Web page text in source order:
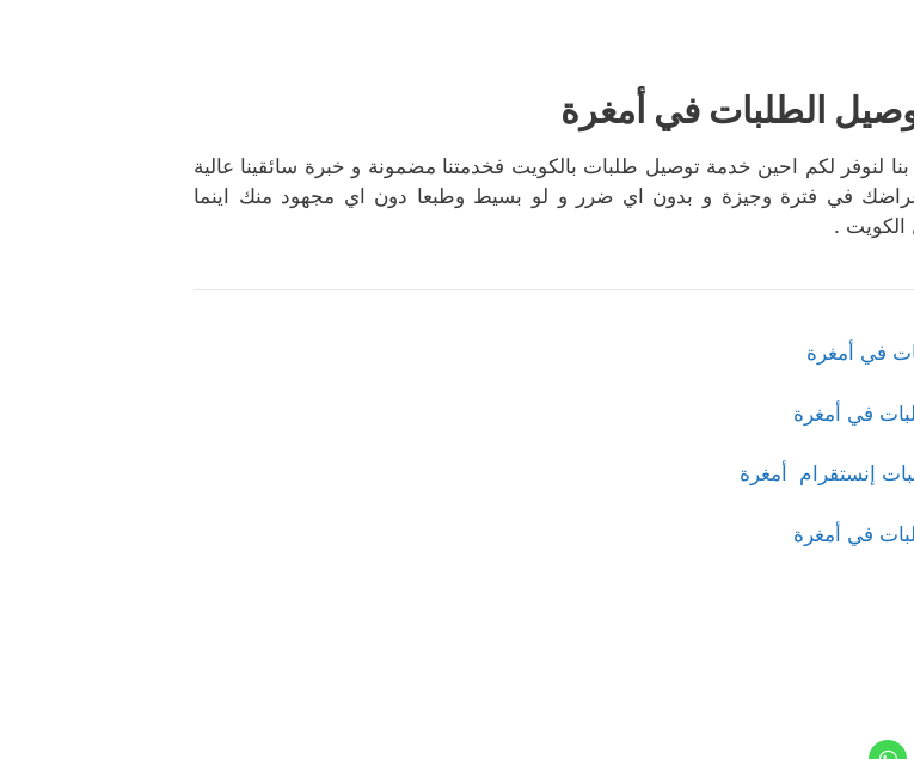
الطلبات في أمغرة
بنا لنوفر لكم احين خدمة توصيل طلبات بالكويت فخدمتنا مضمونة و خبرة سائقينا عالية
في فترة وجيزة و بدون اي ضرر و لو بسيط وطبعا دون اي مجهود منك اينما
.
في أمغرة
في أمغرة
إنستقرام أمغرة
في أمغرة